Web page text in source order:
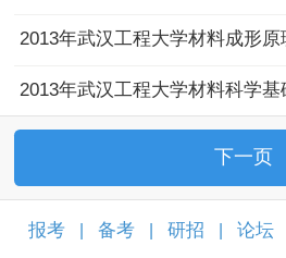
2013年武汉工程大学材料成形原
2013年武汉工程大学材料科学基
下一页
报考 备考 研招 论坛